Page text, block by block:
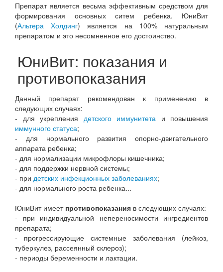
Препарат является весьма эффективным средством для
формирования основных ситем ребенка. ЮниВит
(Альтера Холдинг) является на 100% натуральным
препаратом и это несомненное его достоинство.
ЮниВит: показания и
противопоказания
Данный препарат рекомендован к применению в
следующих случаях:
- для укрепления детского иммунитета и повышения
иммунного статуса;
- для нормального развития опорно-двигательного
аппарата ребенка;
- для нормализации микрофлоры кишечника;
- для поддержки нервной системы;
- при детских инфекционных заболеваниях;
- для нормального роста ребенка...
ЮниВит имеет противопоказания в следующих случаях:
- при индивидуальной непереносимости ингредиентов
препарата;
- прогрессирующие системные заболевания (лейкоз,
туберкулез, рассеянный склероз);
- периоды беременности и лактации.